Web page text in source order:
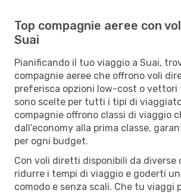
Top compagnie aeree con
Suai
Pianificando il tuo viaggio a Suai,
compagnie aeree che offrono voli
preferisca opzioni low-cost o vettori
sono scelte per tutti i tipi di
compagnie offrono classi di viaggio
dall’economy alla prima classe,
per ogni budget.
Con voli diretti disponibili da diverse
ridurre i tempi di viaggio e goderti
comodo e senza scali. Che tu viaggi